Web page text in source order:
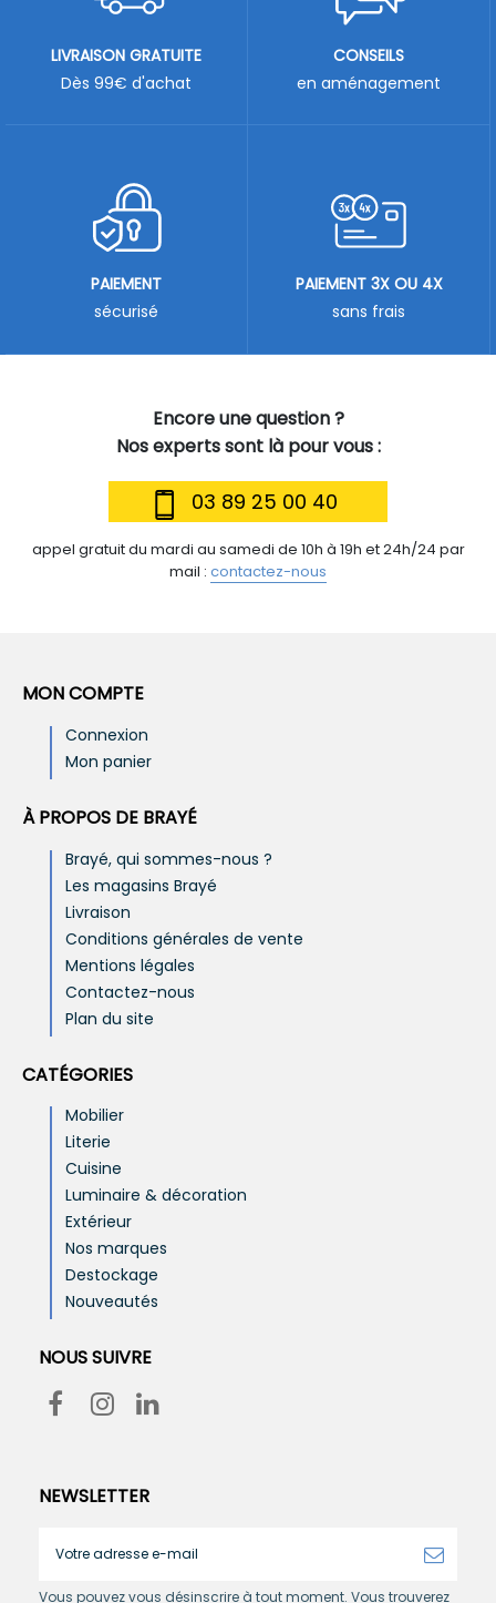
Encore une question ?
Nos experts sont là pour vous :
03 89 25 00 40
appel gratuit du mardi au samedi de 10h à 19h et 24h/24 par
mail : contactez-nous
LIVRAISON GRATUITE
Dès 99€ d'achat
CONSEILS
en aménagement
PAIEMENT
sécurisé
PAIEMENT 3X OU 4X
sans frais
MON COMPTE
Connexion
Mon panier
À PROPOS DE BRAYÉ
Brayé, qui sommes-nous ?
Les magasins Brayé
Livraison
Conditions générales de vente
Mentions légales
Contactez-nous
Plan du site
CATÉGORIES
Mobilier
Literie
Cuisine
Luminaire & décoration
Extérieur
Nos marques
Destockage
Nouveautés
NOUS SUIVRE
NEWSLETTER
Vous pouvez vous désinscrire à tout moment. Vous trouverez